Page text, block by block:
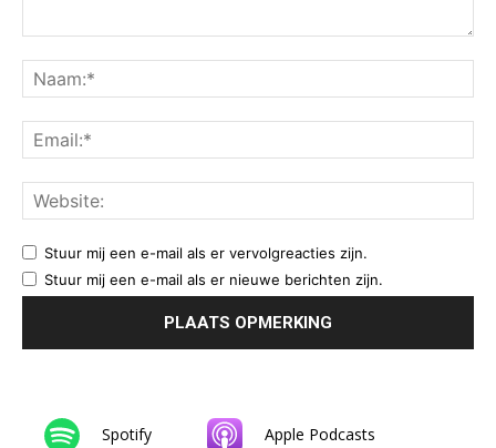
Stuur mij een e-mail als er vervolgreacties zijn.
Stuur mij een e-mail als er nieuwe berichten zijn.
Spotify Apple Podcasts